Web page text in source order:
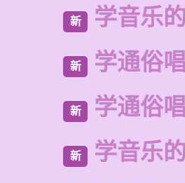
新 学音乐
新 学通俗
新 学通俗
新 学音乐